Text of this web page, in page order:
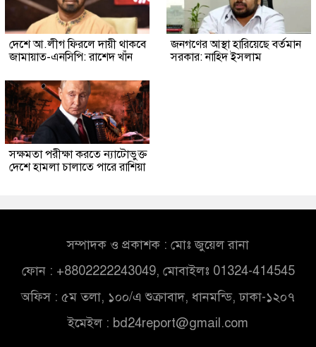
দেশে আ.লীগ ফিরলে দায়ী থাকবে
জামায়াত-এনসিপি: রাশেদ খাঁন
জনগণের আস্থা হারিয়েছে বর্তমান
সরকার: নাহিদ ইসলাম
সক্ষমতা পরীক্ষা করতে ন্যাটোভুক্ত
দেশে হামলা চালাতে পারে রাশিয়া
সম্পাদক ও প্রকাশক : মোঃ জুয়েল রানা
ফোন : +8802222243049, মোবাইলঃ 01324-414545
অফিস : ৫ম তলা, ১০০/এ শুক্রাবাদ, ধানমন্ডি, ঢাকা-১২০৭
ইমেইল : bd24report@gmail.com